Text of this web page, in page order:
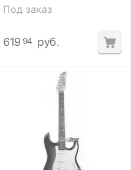
Под заказ
619 94 руб.